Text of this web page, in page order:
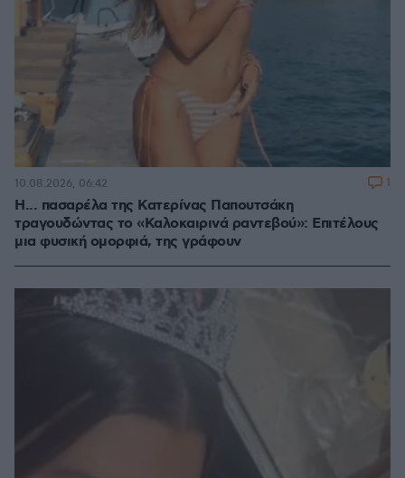
Η... πασαρέλα της Κατερίνας Παπουτσάκη
τραγουδώντας το «Καλοκαιρινά ραντεβού»: Επιτέλους
μια φυσική ομορφιά, της γράφουν
10.08.2026, 06:42 1